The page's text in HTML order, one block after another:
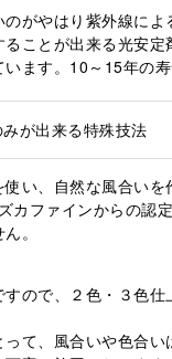
がやはり紫外線によ
ことが出来る光安
ます。10～15年の寿
が出来る特殊技法
い、自然な風合いを
カファインからの認
。
ので、２色・３色
て、風合いや色合い